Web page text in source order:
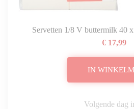
Servetten 1/8 V buttermilk 40
€ 17,99
IN
Volgende dag